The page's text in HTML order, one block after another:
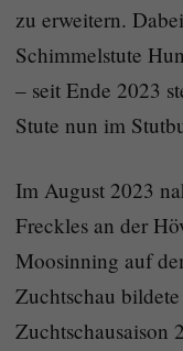
zu erweitern.
Schimmelstute
– seit Ende 2023
Stute nun im
Im August 2023
Freckles an der
Moosinning auf
Zuchtschau
Zuchtschausaison